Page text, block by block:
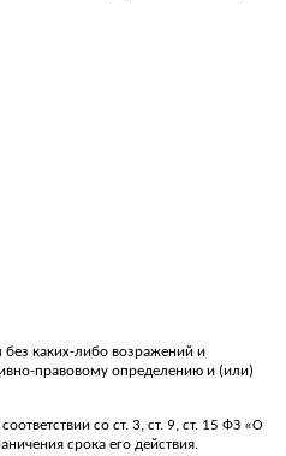
каких-либо возражений и
правовому определению и (или)
со ст. 3, ст. 9, ст. 15 ФЗ «О
срока его действия.